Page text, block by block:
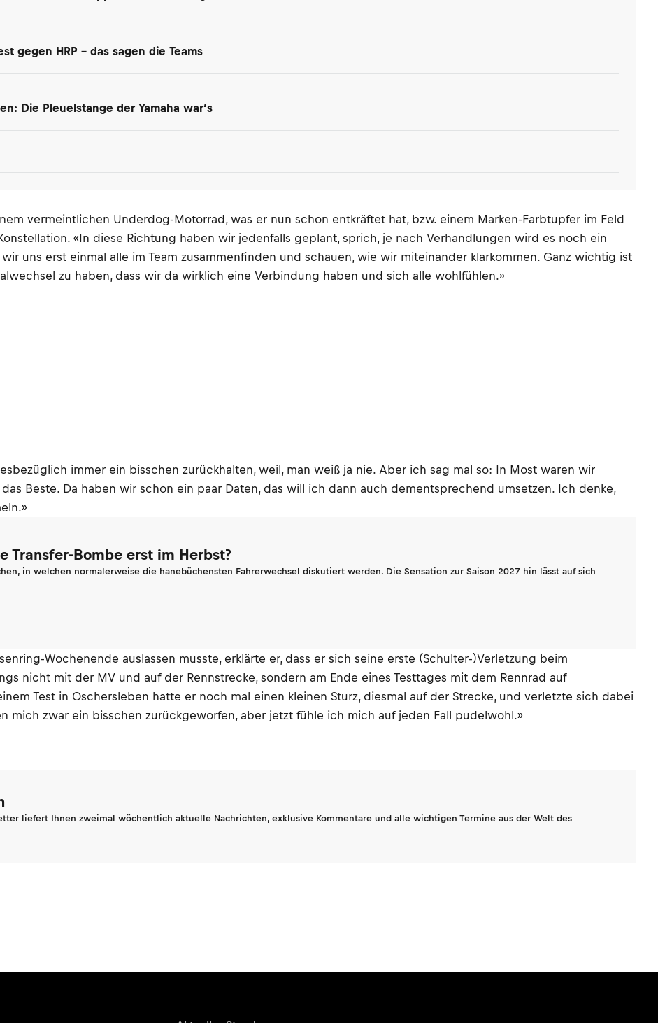
gegen HRP – das sagen die Teams
Die Pleuelstange der Yamaha war‘s
vermeintlichen Underdog-Motorrad, was er nun schon entkräftet hat, bzw. einem Marken-Farbtupfer im Feld
«In diese Richtung haben wir jedenfalls geplant, sprich, je nach Verhandlungen wird es noch ein
uns erst einmal alle im Team zusammenfinden und schauen, wie wir miteinander klarkommen. Ganz wichtig ist
zu haben, dass wir da wirklich eine Verbindung haben und sich alle wohlfühlen.»
immer ein bisschen zurückhalten, weil, man weiß ja nie. Aber ich sag mal so: In Most waren wir
Beste. Da haben wir schon ein paar Daten, das will ich dann auch dementsprechend umsetzen. Ich denke,
Transfer-Bombe erst im Herbst?
in welchen normalerweise die hanebüchensten Fahrerwechsel diskutiert werden. Die Sensation zur Saison 2027 hin lässt auf sich
Wochenende auslassen musste, erklärte er, dass er sich seine erste (Schulter-)Verletzung beim
nicht mit der MV und auf der Rennstrecke, sondern am Ende eines Testtages mit dem Rennrad auf
Test in Oschersleben hatte er noch mal einen kleinen Sturz, diesmal auf der Strecke, und verletzte sich dabei
mich zwar ein bisschen zurückgeworfen, aber jetzt fühle ich mich auf jeden Fall pudelwohl.»
liefert Ihnen zweimal wöchentlich aktuelle Nachrichten, exklusive Kommentare und alle wichtigen Termine aus der Welt des